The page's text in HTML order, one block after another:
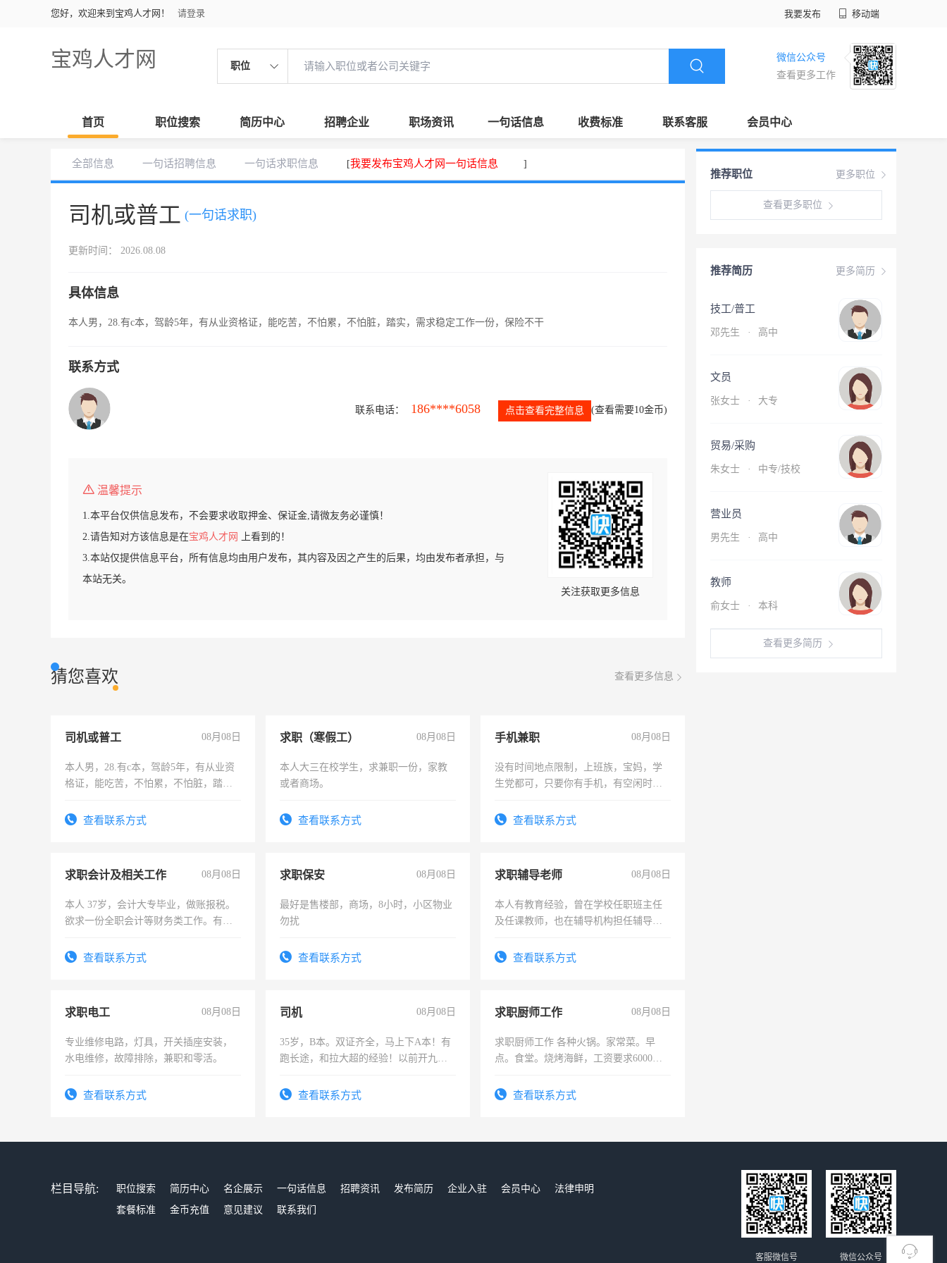
您好，欢迎来到宝鸡人才网！ 请登录 我要发布 移动端
宝鸡人才网 职位
微信公众号
查看更多工作
首页 职位搜索 简历中心 招聘企业 职场资讯 一句话信息 收费标准 联系客服 会员中心
全部信息 一句话招聘信息 一句话求职信息 [我要发布宝鸡人才网一句话信息 ]
司机或普工 (一句话求职)
更新时间： 2026.08.08
具体信息
本人男，28.有c本，驾龄5年，有从业资格证，能吃苦，不怕累，不怕脏，踏实，需求稳定工作一份，保险不干
联系方式
联系电话： 186****6058 点击查看完整信息 (查看需要10金币)
温馨提示
1.本平台仅供信息发布，不会要求收取押金、保证金,请微友务必谨慎！
2.请告知对方该信息是在宝鸡人才网
上看到的！
3.本站仅提供信息平台，所有信息均由用户发布，其内容及因之产生的后果，均由发布者承担，与
本站无关。
关注获取更多信息
猜您喜欢 查看更多信息
司机或普工 08月08日
本人男，28.有c本，驾龄5年，有从业资
格证，能吃苦，不怕累，不怕脏，踏
查看联系方式
求职（寒假工） 08月08日
本人大三在校学生，求兼职一份，家教
或者商场。
查看联系方式
手机兼职 08月08日
没有时间地点限制，上班族，宝妈，学
生党都可，只要你有手机，有空闲时
勤快的四五十，每天挣零花钱没问题！
查看联系方式
求职会计及相关工作 08月08日
本人 37岁，会计大专毕业，做账报税。
欲求一份全职会计等财务类工作。有会
查看联系方式
求职保安 08月08日
最好是售楼部，商场，8小时，小区物业
勿扰
查看联系方式
求职辅导老师 08月08日
本人有教育经验，曾在学校任职班主任
及任课教师，也在辅导机构担任辅导教
查看联系方式
求职电工 08月08日
专业维修电路，灯具，开关插座安装，
水电维修，故障排除，兼职和零活。
查看联系方式
司机 08月08日
35岁，B本。双证齐全，马上下A本！有
跑长途，和拉大超的经验！以前开九米
查看联系方式
求职厨师工作 08月08日
求职厨师工作 各种火锅。家常菜。早
点。食堂。烧烤海鲜，工资要求6000以
查看联系方式
更多职位
推荐职位
查看更多职位
更多简历
推荐简历
技工/普工
邓先生 · 高中
文员
张女士 · 大专
贸易/采购
朱女士 · 中专/技校
营业员
男先生 · 高中
教师
俞女士 · 本科
查看更多简历
栏目导航: 职位搜索 简历中心 名企展示 一句话信息 招聘资讯 发布简历 企业入驻 会员中心
法律申明
套餐标准
金币充值 意见建议 联系我们
微信公众号
客服微信号